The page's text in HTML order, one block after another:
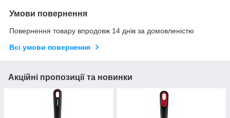
Умови повернення
Повернення товару впродовж 14 днів за домовленістю
Всі умови повернення
Акційні пропозиції та новинки